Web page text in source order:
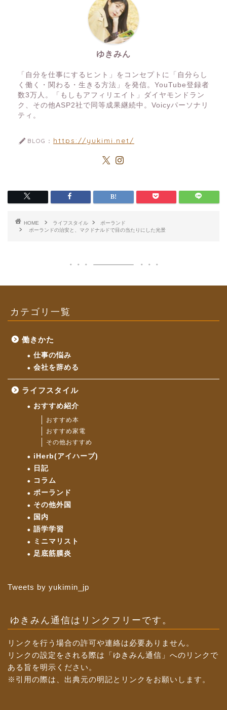
ゆきみん
「自分を仕事にするヒント」をコンセプトに「自分らし
く働く・関わる・生きる方法」を発信。YouTube登録者
数3万人。「もしもアフィリエイト」ダイヤモンドラン
ク、その他ASP2社で同等成果継続中。Voicyパーソナリ
ティ。
BLOG： https://yukimi.net/
HOME ライフスタイル
ポーランド
ポーランドの治安と、マクドナルドで目の当たりにした光景
カテゴリ一覧
働きかた
仕事の悩み
会社を辞める
ライフスタイル
おすすめ紹介
おすすめ本
おすすめ家電
その他おすすめ
iHerb(アイハーブ)
日記
コラム
ポーランド
その他外国
国内
語学学習
ミニマリスト
足底筋膜炎
Tweets by yukimin_jp
ゆきみん通信はリンクフリーです。
リンクを行う場合の許可や連絡は必要ありません。
リンクの設定をされる際は「ゆきみん通信」へのリンクで
ある旨を明示ください。
※引用の際は、出典元の明記とリンクをお願いします。